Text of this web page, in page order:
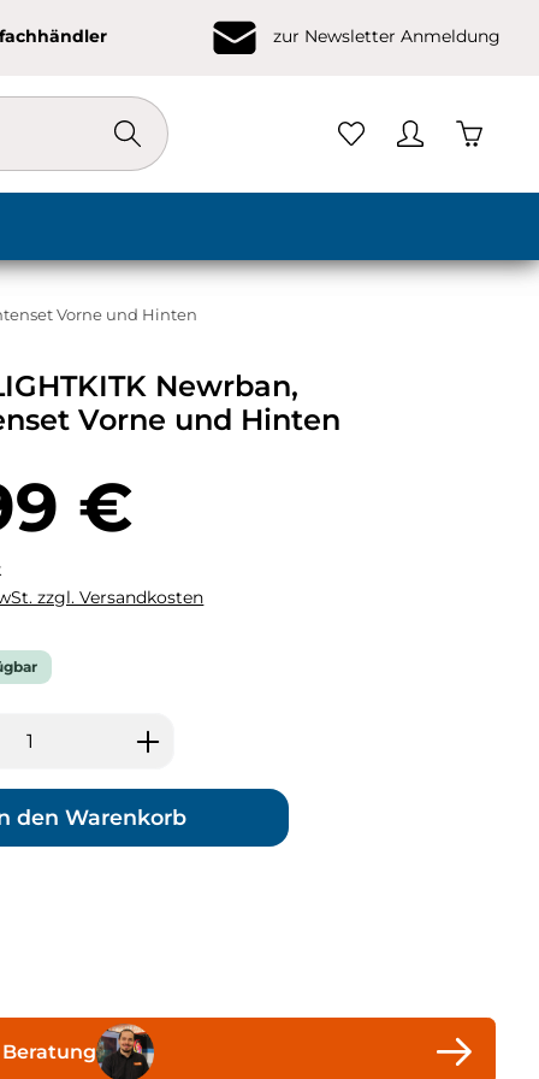
zur Newsletter Anmeldung
Vorne und Hinten
Newrban,
Vorne und Hinten
€
zzgl. Versandkosten
Gib den gewünschten Wert
den Warenkorb